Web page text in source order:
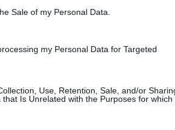
Sale of my Personal Data.
my Personal Data for Targeted
Use, Retention, Sale, and/or
Is Unrelated with the Purposes for which
destinar directamente la venta del ático de
su discurso sobre el ático de la